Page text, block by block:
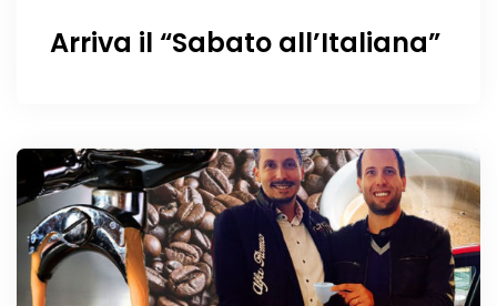
Arriva il “Sabato all’Italiana”